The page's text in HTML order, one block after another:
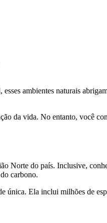
ambientes naturais
da vida. No entanto, você
Norte do país. Inclusive,
carbono.
única. Ela inclui milhões de